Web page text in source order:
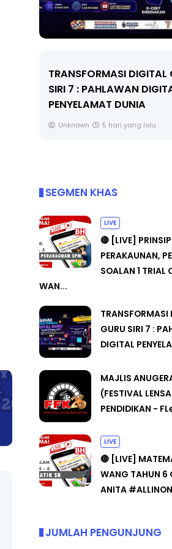
TRANSFORMASI DIGITAL
SIRI 7 : PAHLAWAN
PENYELAMAT DUNIA
Unknown 5 hari yang lalu
SEGMEN KHAS
LIVE
🔴 [LIVE] PRINSIP
PERAKAUNAN,
SOALAN 1 TRIAL
WAN...
TRANSFORMASI
GURU SIRI 7 :
DIGITAL
MAJLIS
(FESTIVAL LENSA
PENDIDIKAN -
LIVE
🔴 [LIVE]
WANG TAHUN 6
ANITA
JUMLAH PENGUNJUNG